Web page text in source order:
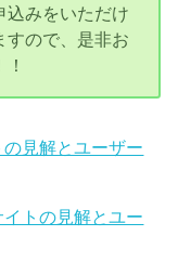
込みをいただけ
すので、是非お
見解とユーザー
トの見解とユー